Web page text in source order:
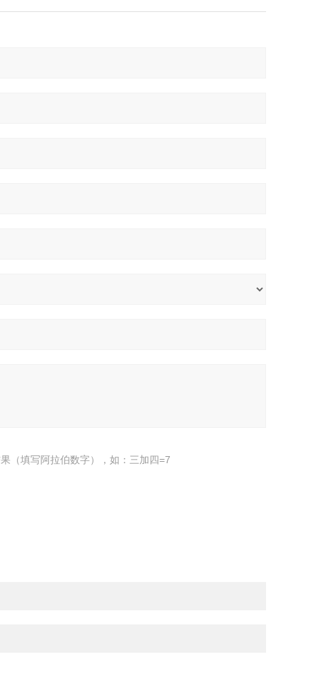
（填写阿拉伯数字），如：三加四=7